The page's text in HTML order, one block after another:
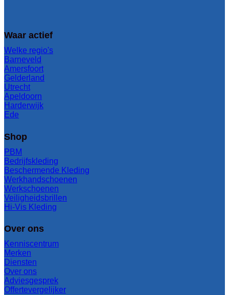
Waar actief
Welke regio's
Barneveld
Amersfoort
Gelderland
Utrecht
Apeldoorn
Harderwijk
Ede
Shop
PBM
Bedrijfskleding
Beschermende Kleding
Werkhandschoenen
Werkschoenen
Veiligheidsbrillen
Hi-Vis Kleding
Over ons
Kenniscentrum
Merken
Diensten
Over ons
Adviesgesprek
Offertevergelijker